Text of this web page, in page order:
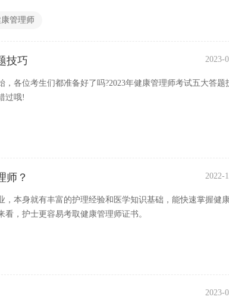
管理师
技巧 2023-
，各位考生们都准备好了吗?2023年健康管理师考试五大答题
过哦!
师？ 2022-
，本身就有丰富的护理经验和医学知识基础，能快速掌握健
，护士更容易考取健康管理师证书。
2023-